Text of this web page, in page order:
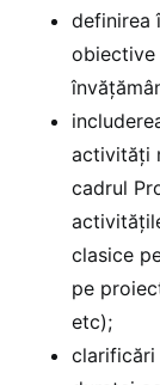
definirea
obiective
activități
cadrul
clasice
pe
etc);
clarificări